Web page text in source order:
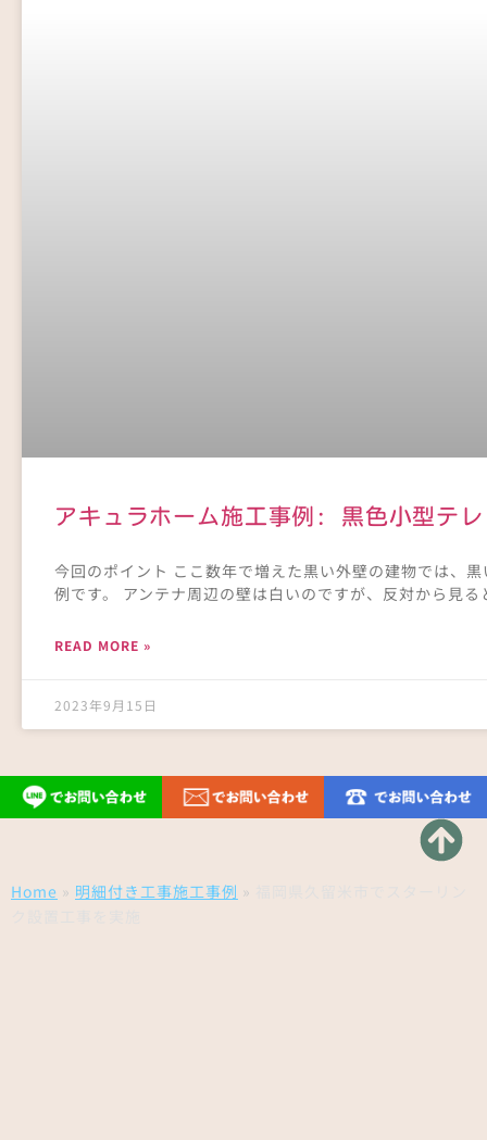
アキュラホーム施工事例: 黒色小型テ
今回のポイント ここ数年で増えた黒い外壁の建物では、
例です。 アンテナ周辺の壁は白いのですが、反対から見
READ MORE »
2023年9月15日
Home » 明細付き工事施工事例 »